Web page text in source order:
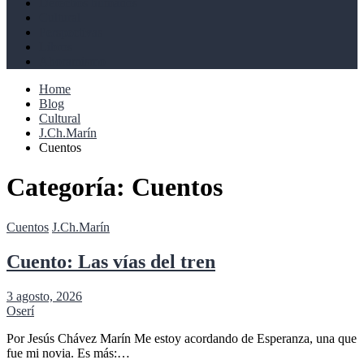
Home
Blog
Cultural
J.Ch.Marín
Cuentos
Categoría: Cuentos
Cuentos J.Ch.Marín
Cuento: Las vías del tren
3 agosto, 2026
Oserí
Por Jesús Chávez Marín Me estoy acordando de Esperanza, una que
fue mi novia. Es más:…